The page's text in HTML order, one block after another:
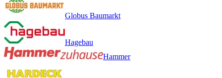
Globus Baumarkt
Hagebau
Hammer